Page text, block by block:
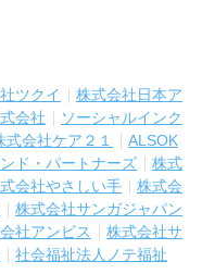
ツクイ
株式会社日本ア
会社
ソーシャルインク
式会社ケア２１
ALSOK
ド・パートナーズ
株式
会社やさしい手
株式会
株式会社サンガジャパン
社アンビス
株式会社サ
社会福祉法人ノテ福祉